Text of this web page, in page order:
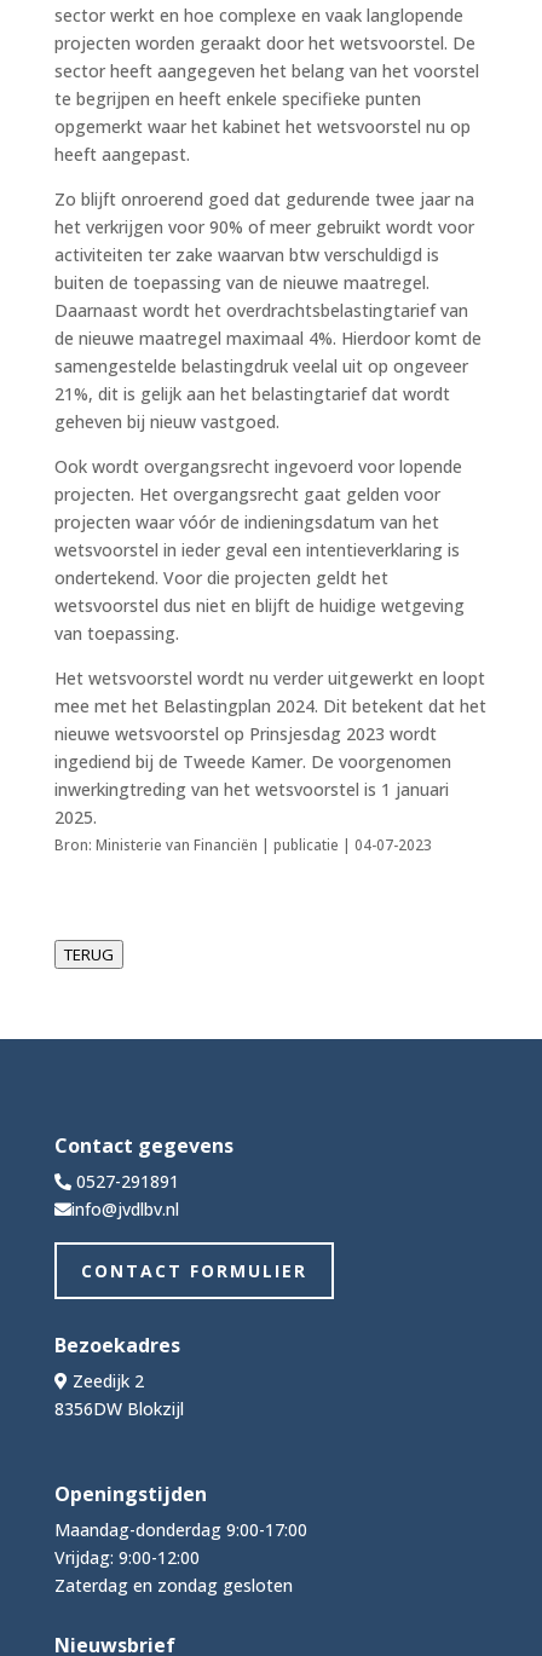
sector werkt en hoe complexe en vaak langlopende
projecten worden geraakt door het wetsvoorstel. De
sector heeft aangegeven het belang van het voorstel
te begrijpen en heeft enkele specifieke punten
opgemerkt waar het kabinet het wetsvoorstel nu op
heeft aangepast.
Zo blijft onroerend goed dat gedurende twee jaar na
het verkrijgen voor 90% of meer gebruikt wordt voor
activiteiten ter zake waarvan btw verschuldigd is
buiten de toepassing van de nieuwe maatregel.
Daarnaast wordt het overdrachtsbelastingtarief van
de nieuwe maatregel maximaal 4%. Hierdoor komt de
samengestelde belastingdruk veelal uit op ongeveer
21%, dit is gelijk aan het belastingtarief dat wordt
geheven bij nieuw vastgoed.
Ook wordt overgangsrecht ingevoerd voor lopende
projecten. Het overgangsrecht gaat gelden voor
projecten waar vóór de indieningsdatum van het
wetsvoorstel in ieder geval een intentieverklaring is
ondertekend. Voor die projecten geldt het
wetsvoorstel dus niet en blijft de huidige wetgeving
van toepassing.
Het wetsvoorstel wordt nu verder uitgewerkt en loopt
mee met het Belastingplan 2024. Dit betekent dat het
nieuwe wetsvoorstel op Prinsjesdag 2023 wordt
ingediend bij de Tweede Kamer. De voorgenomen
inwerkingtreding van het wetsvoorstel is 1 januari
2025.
Bron: Ministerie van Financiën | publicatie | 04-07-2023
TERUG
Contact gegevens
0527-291891
info@jvdlbv.nl
CONTACT FORMULIER
Bezoekadres
Zeedijk 2
8356DW Blokzijl
Openingstijden
Maandag-donderdag 9:00-17:00
Vrijdag: 9:00-12:00
Zaterdag en zondag gesloten
Nieuwsbrief